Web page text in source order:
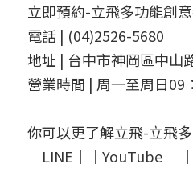
立即預約-立飛多功能創
電話 | (04)2526-5680
地址 | 台中市神岡區中山
營業時間 | 周一至周日09
你可以更了解立飛-立飛
｜ LINE ｜｜ YouTube ｜ ｜